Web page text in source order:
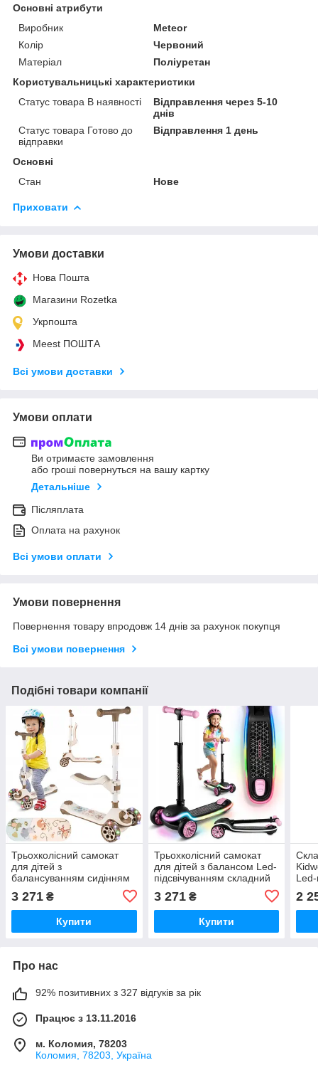
Основні атрибути
Виробник
Meteor
Колір
Червоний
Матеріал
Поліуретан
Користувальницькі характеристики
Статус товара В наявності
Відправлення через 5-10
днів
Статус товара Готово до
відправки
Відправлення 1 день
Основні
Стан
Нове
Приховати
Умови доставки
Нова Пошта
Магазини Rozetka
Укрпошта
Meest ПОШТА
Всі умови доставки
Умови оплати
Ви отримаєте замовлення
або гроші повернуться на вашу картку
Детальніше
Післяплата
Оплата на рахунок
Всі умови оплати
Умови повернення
Повернення товару впродовж 14 днів за рахунок покупця
Всі умови повернення
Подібні товари компанії
Трьохколісний самокат
для дітей з
балансуванням сидінням
3 271 ₴
Купити
Трьохколісний самокат
для дітей з балансом Led-
підсвічуванням складний
3 271₴
Купити
2
Про нас
92% позитивних з 327 відгуків за рік
Працює з 13.11.2016
м. Коломия, 78203
Коломия, 78203, Україна